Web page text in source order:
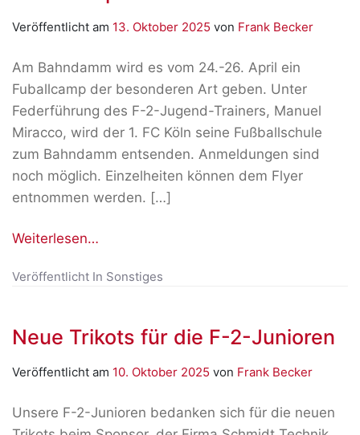
Veröffentlicht am 13. Oktober 2025 von Frank Becker
Am Bahndamm wird es vom 24.-26. April ein
Fuballcamp der besonderen Art geben. Unter
Federführung des F-2-Jugend-Trainers, Manuel
Miracco, wird der 1. FC Köln seine Fußballschule
zum Bahndamm entsenden. Anmeldungen sind
noch möglich. Einzelheiten können dem Flyer
entnommen werden. […]
Weiterlesen…
Veröffentlicht In Sonstiges
Neue Trikots für die F-2-Junioren
Veröffentlicht am 10. Oktober 2025 von Frank Becker
Unsere F-2-Junioren bedanken sich für die neuen